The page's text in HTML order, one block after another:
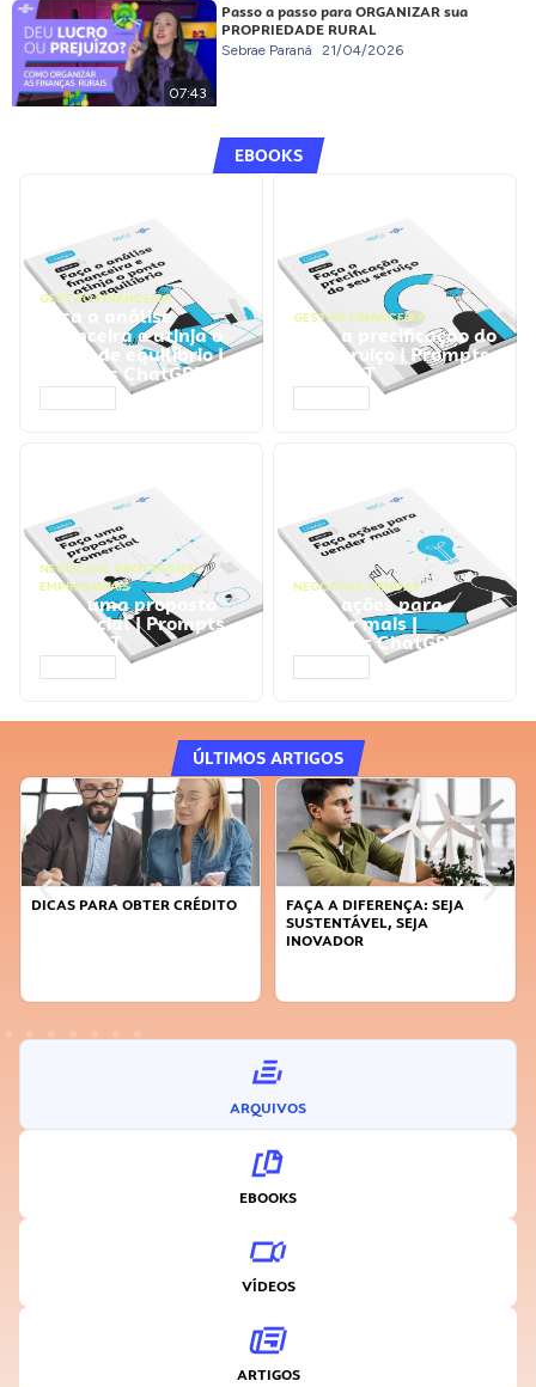
07:43
Passo a passo para ORGANIZAR sua
PROPRIEDADE RURAL
Sebrae Paraná 21/04/2026
EBOOKS
GESTÃO FINANCEIRA
Faça a análise
financeira e atinja o
ponto de equilíbrio |
Prompts ChatGPT
GESTÃO FINANCEIRA
Faça a precificação do
seu serviço | Prompts
ChatGPT
NEGÓCIOS, PROCESSOS
EMPRESARIAIS
Faça uma proposta
comercial | Prompts
ChatGPT
NEGÓCIOS, VENDAS
Faça ações para
vender mais |
Prompts ChatGPT
ÚLTIMOS ARTIGOS
DICAS PARA OBTER CRÉDITO
FAÇA A DIFERENÇA: SEJA
SUSTENTÁVEL, SEJA
INOVADOR
ARQUIVOS
EBOOKS
VÍDEOS
ARTIGOS